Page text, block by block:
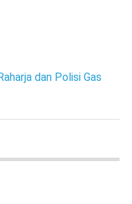
dan Polisi Gas